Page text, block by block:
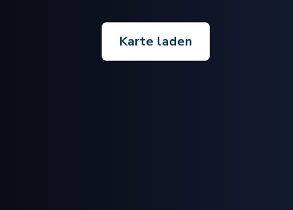
Karte laden